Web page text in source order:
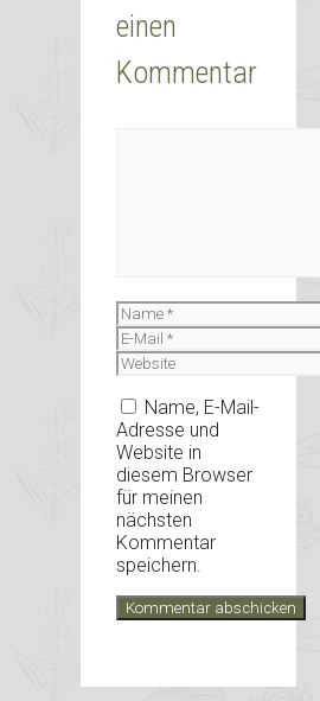
einen
Kommentar
Name
E-
Mail
Website
Name, E-Mail-
Adresse und
Website in
diesem Browser
für meinen
nächsten
Kommentar
speichern.